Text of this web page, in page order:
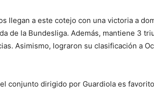
llegan a este cotejo con una victoria a
de la Bundesliga. Además, mantiene 3
Asimismo, lograron su clasificación a
conjunto dirigido por Guardiola es